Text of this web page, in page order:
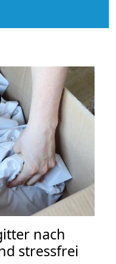
nach
stressfrei